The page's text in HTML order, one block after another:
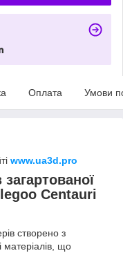
Оплата Умови
www.ua3d.pro
Centauri
створено з
матеріалів, що